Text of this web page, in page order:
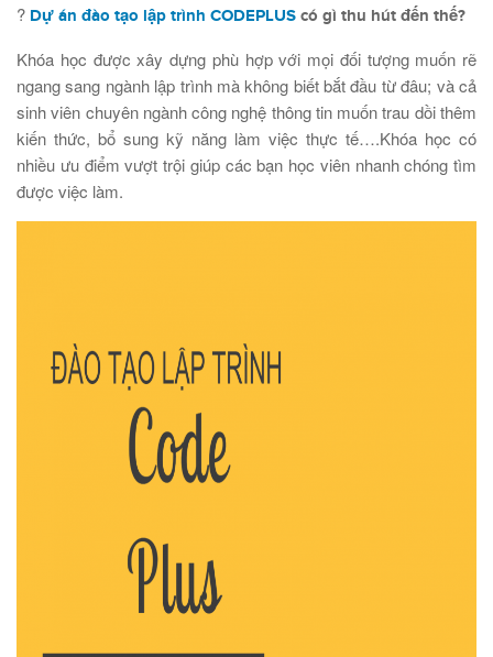
? Dự án đào tạo lập trình CODEPLUS có gì thu hút đến thế?
Khóa học được xây dựng phù hợp với mọi đối tượng muốn rẽ
ngang sang ngành lập trình mà không biết bắt đầu từ đâu; và cả
sinh viên chuyên ngành công nghệ thông tin muốn trau dồi thêm
kiến thức, bổ sung kỹ năng làm việc thực tế….Khóa học có
nhiều ưu điểm vượt trội giúp các bạn học viên nhanh chóng tìm
được việc làm.